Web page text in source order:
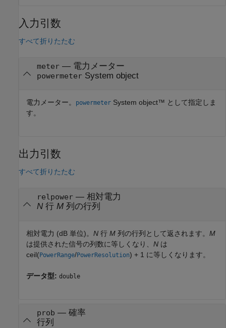
入力引数
すべて折りたたむ
meter— 電力メーター
powermeterSystem object
電力メーター。 powermeter System object™ として指定しま
す。
出力引数
すべて折りたたむ
relpower— 相対電力
N行 M列の行列
相対電力 (dB 単位)。 N 行 M 列の行列として返されます。 M
は提供された信号の列数に等しくなり、 N は
ceil(PowerRange/PowerResolution) + 1 に等しくなります。
データ型: double
prob — 確率
行列